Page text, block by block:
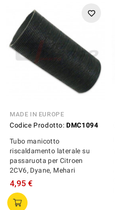
MADE IN EUROPE
Codice Prodotto: DMC1094
Tubo manicotto
riscaldamento laterale su
passaruota per Citroen
2CV6, Dyane, Mehari
4,95 €